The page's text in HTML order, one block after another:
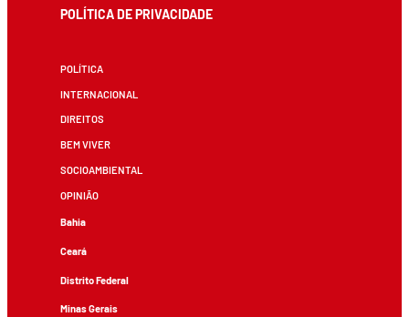
POLÍTICA DE PRIVACIDADE
POLÍTICA
INTERNACIONAL
DIREITOS
BEM VIVER
SOCIOAMBIENTAL
OPINIÃO
Bahia
Ceará
Distrito Federal
Minas Gerais